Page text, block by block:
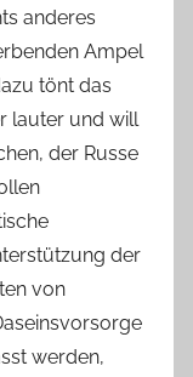
anderes
Ampel
tönt das
lauter und will
der Russe
der
von
werden,